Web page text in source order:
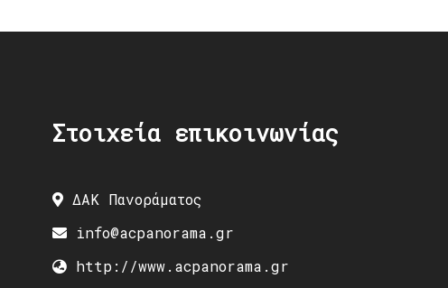
Στοιχεία επικοινωνίας
ΔΑΚ Πανοράματος
info@acpanorama.gr
http://www.acpanorama.gr